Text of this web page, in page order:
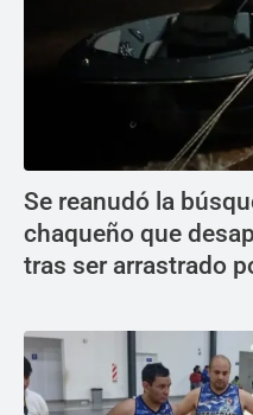
Se reanudó la
chaqueño que
tras ser arrastrado